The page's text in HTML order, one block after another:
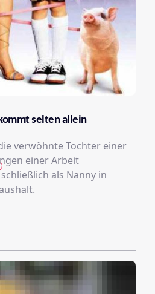
selten allein
verwöhnte Tochter einer
einer Arbeit
als Nanny in